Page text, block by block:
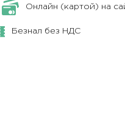
Онлайн (картой) на
Безнал без НДС